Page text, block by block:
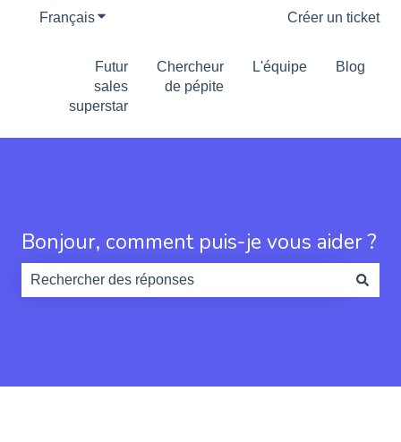
FrançaisAfficher le sous-menu pour les traductions
Créer un ticket
Futur
sales
superstar
Chercheur
de pépite
L'équipe Blog
Bonjour, comment puis-je vous aider ?